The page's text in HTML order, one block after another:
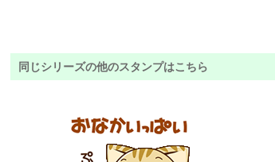
同じシリーズの他のスタンプはこちら